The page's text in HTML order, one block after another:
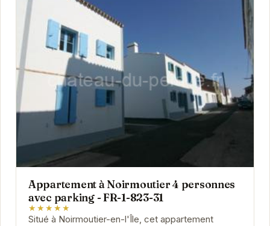
Appartement à Noirmoutier 4 personnes
avec parking - FR-1-823-31
★★★★★
Situé à Noirmoutier-en-l'Île, cet appartement